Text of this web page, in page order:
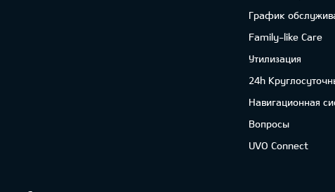
График
Family-like Care
Утилизация
24h
Навигационная
Вопросы
UVO Connect